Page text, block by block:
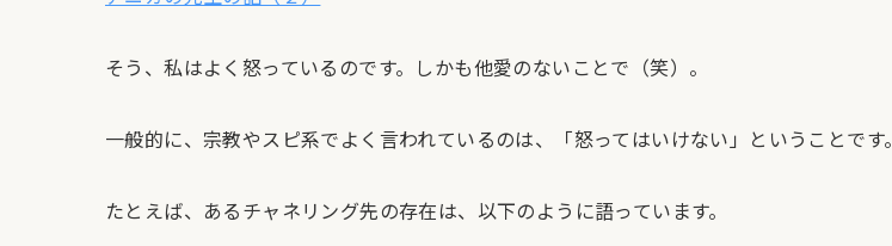
そう、私はよく怒っているのです。しかも他愛のないことで（笑）。
一般的に、宗教やスピ系でよく言われているのは、「怒ってはいけない」ということです。
たとえば、あるチャネリング先の存在は、以下のように語っています。